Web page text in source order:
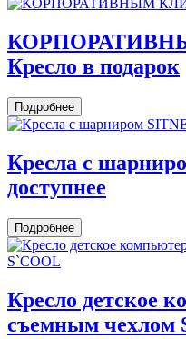
Кресло в подарок
Подробнее
Кресла c
доступнее
Подробнее
Кресло детское
съемным чехлом